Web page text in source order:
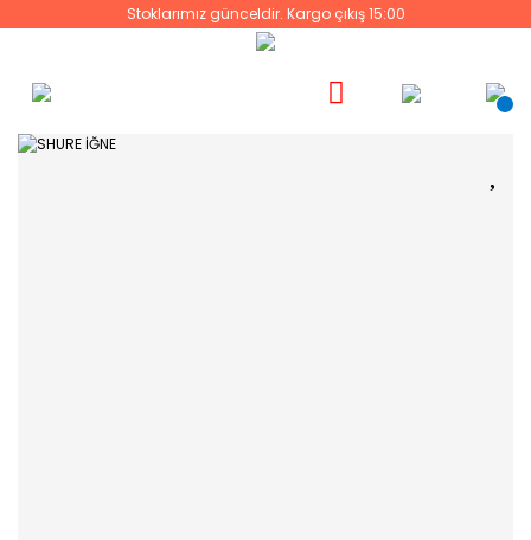
Stoklarımız günceldir. Kargo çıkış 15:00